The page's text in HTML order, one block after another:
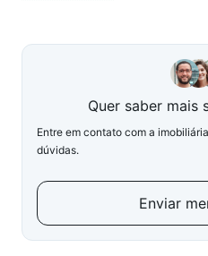
Quer saber mais
Entre em contato com a
dúvidas.
Enviar